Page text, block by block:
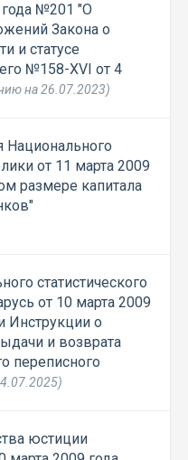
№201 "О
Закона о
и статусе
№158-XVI от 4
на 26.07.2023)
Национального
от 11 марта 2009
размере капитала
статистического
от 10 марта 2009
Инструкции о
и возврата
переписного
юстиции